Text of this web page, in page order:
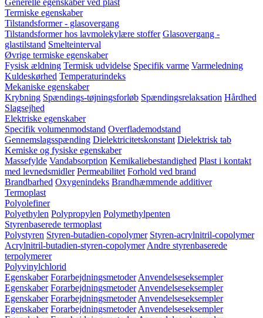
Generelle egenskaber ved plast
Termiske egenskaber
Tilstandsformer - glasovergang
Tilstandsformer hos lavmolekylære stoffer Glasovergang -
glastilstand Smelteinterval
Øvrige termiske egenskaber
Fysisk ældning Termisk udvidelse Specifik varme Varmeledning
Kuldeskørhed Temperaturindeks
Mekaniske egenskaber
Krybning Spændings-tøjningsforløb Spændingsrelaksation Hårdhed
Slagsejhed
Elektriske egenskaber
Specifik volumenmodstand Overflademodstand
Gennemslagsspænding Dielektricitetskonstant Dielektrisk tab
Kemiske og fysiske egenskaber
Massefylde Vandabsorption Kemikaliebestandighed Plast i kontakt
med levnedsmidler Permeabilitet Forhold ved brand
Brandbarhed Oxygenindeks Brandhæmmende additiver
Termoplast
Polyolefiner
Polyethylen Polypropylen Polymethylpenten
Styrenbaserede termoplast
Polystyren Styren-butadien-copolymer Styren-acrylnitril-copolymer
Acrylnitril-butadien-styren-copolymer Andre styrenbaserede
terpolymerer
Polyvinylchlorid
Egenskaber Forarbejdningsmetoder Anvendelseseksempler
Egenskaber Forarbejdningsmetoder Anvendelseseksempler
Egenskaber Forarbejdningsmetoder Anvendelseseksempler
Egenskaber Forarbejdningsmetoder Anvendelseseksempler